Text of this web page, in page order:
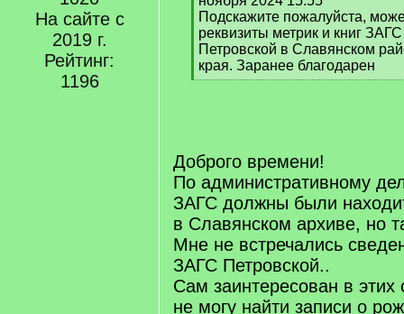
На сайте с
2019 г.
Рейтинг:
1196
]Подскажите пожалуйста,
реквизиты метрик и книг
Петровской в Славянском
края. Заранее благодарен
[
Доброго времени!
По административному
ЗАГС должны были
в Славянском архиве, но
Мне не встречались
ЗАГС Петровской..
Сам заинтересован в этих
не могу найти записи о